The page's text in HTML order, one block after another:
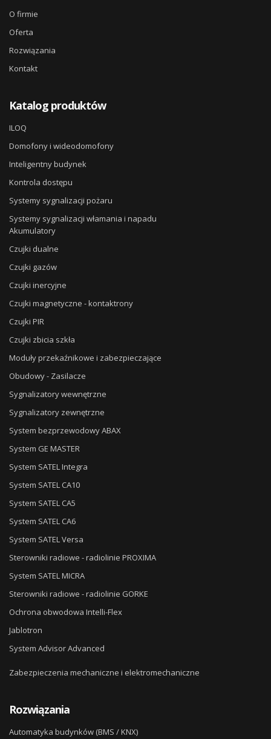
O firmie
Oferta
Rozwiązania
Kontakt
Katalog produktów
ILOQ
Domofony i wideodomofony
Inteligentny budynek
Kontrola dostępu
Systemy sygnalizacji pożaru
Systemy sygnalizacji włamania i napadu
Akumulatory
Czujki dualne
Czujki gazów
Czujki inercyjne
Czujki magnetyczne - kontaktrony
Czujki PIR
Czujki zbicia szkła
Moduły przekaźnikowe i zabezpieczające
Obudowy - Zasilacze
Sygnalizatory wewnętrzne
Sygnalizatory zewnętrzne
System bezprzewodowy ABAX
System GE MASTER
System SATEL Integra
System SATEL CA10
System SATEL CA5
System SATEL CA6
System SATEL Versa
Sterowniki radiowe - radiolinie PROXIMA
System SATEL MICRA
Sterowniki radiowe - radiolinie GORKE
Ochrona obwodowa Intelli-Flex
Jablotron
System Advisor Advanced
Zabezpieczenia mechaniczne i elektromechaniczne
Rozwiązania
Automatyka budynków (BMS / KNX)